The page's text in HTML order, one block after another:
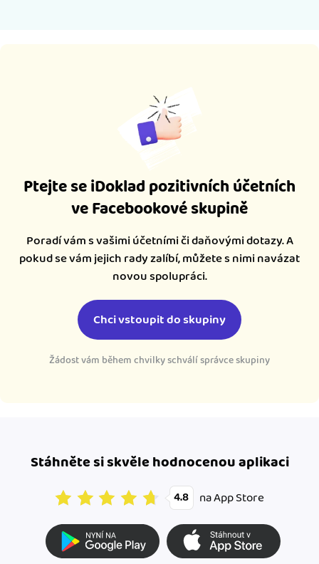
Ptejte se iDoklad pozitivních účetních
ve Facebookové skupině
Poradí vám s vašimi účetními či daňovými dotazy. A
pokud se vám jejich rady zalíbí, můžete s nimi navázat
novou spolupráci.
Chci vstoupit do skupiny
Žádost vám během chvilky schválí správce skupiny
Stáhněte si skvěle hodnocenou aplikaci
4.8 na App Store